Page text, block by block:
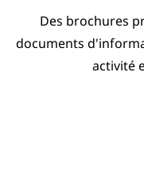
Des brochures
documents
activité